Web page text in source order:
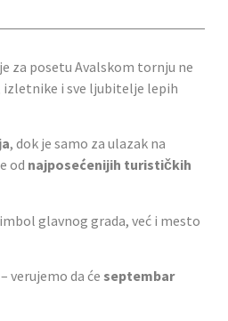
za posetu Avalskom tornju ne
izletnike i sve ljubitelje lepih
, dok je samo za ulazak na
od najposećenijih turističkih
glavnog grada, već i mesto
verujemo da će septembar